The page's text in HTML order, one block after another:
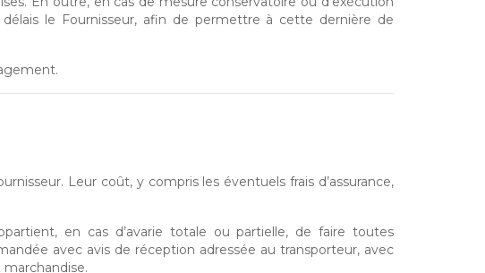
le Fournisseur, afin de permettre à cette dernière de
Leur coût, y compris les éventuels frais d’assurance,
en cas d’avarie totale ou partielle, de faire toutes
avec avis de réception adressée au transporteur, avec